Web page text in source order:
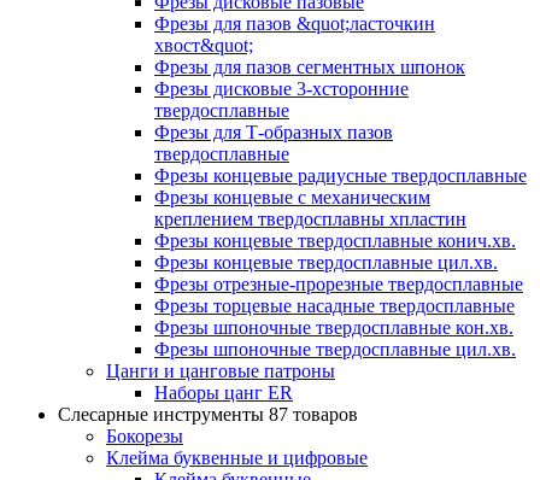
Фрезы для пазов &quot;ласточкин
хвост&quot;
Фрезы для пазов сегментных шпонок
Фрезы дисковые 3-хсторонние
твердосплавные
Фрезы для Т-образных пазов
твердосплавные
Фрезы концевые радиусные твердосплавные
Фрезы концевые с механическим
креплением твердосплавны хпластин
Фрезы концевые твердосплавные конич.хв.
Фрезы концевые твердосплавные цил.хв.
Фрезы отрезные-прорезные твердосплавные
Фрезы торцевые насадные твердосплавные
Фрезы шпоночные твердосплавные кон.хв.
Фрезы шпоночные твердосплавные цил.хв.
Цанги и цанговые патроны
Наборы цанг ER
Слесарные инструменты 87 товаров
Бокорезы
Клейма буквенные и цифровые